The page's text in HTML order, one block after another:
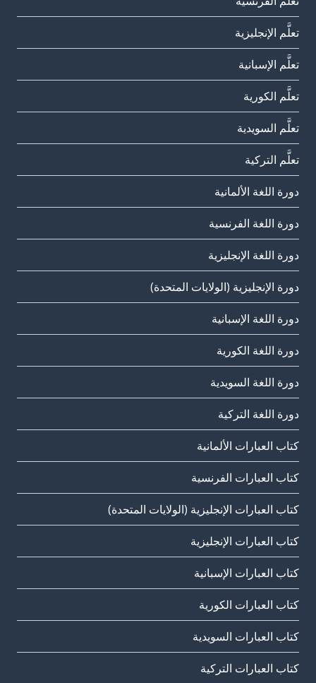
تعلَّم الإنجليزية
تعلَّم الإسبانية
تعلَّم الكورية
تعلَّم السويدية
تعلَّم التركية
دورة اللغة الألمانية
دورة اللغة الفرنسية
دورة اللغة الإنجليزية
دورة الإنجليزية (الولايات المتحدة)
دورة اللغة الإسبانية
دورة اللغة الكورية
دورة اللغة السويدية
دورة اللغة التركية
كتاب العبارات الألمانية
كتاب العبارات الفرنسية
كتاب العبارات الإنجليزية (الولايات المتحدة)
كتاب العبارات الإنجليزية
كتاب العبارات الإسبانية
كتاب العبارات الكورية
كتاب العبارات السويدية
كتاب العبارات التركية